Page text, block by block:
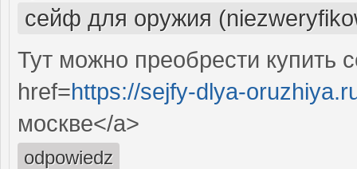
сейф для оружия
Тут можно преобрести купить
href=https://sejfy-dlya-
москве</a>
odpowiedz